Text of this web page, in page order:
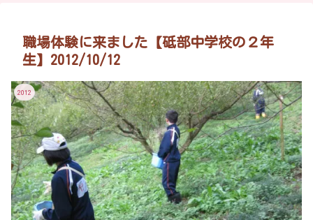
職場体験に来ました【砥部中学校の２年
生】2012/10/12
2012